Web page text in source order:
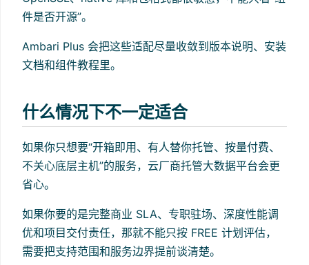
件是否开源”。
Ambari Plus 会把这些适配尽量收敛到版本说明、安装
文档和组件教程里。
什么情况下不一定适合
如果你只想要“开箱即用、有人替你托管、按量付费、
不关心底层主机”的服务，云厂商托管大数据平台会更
省心。
如果你要的是完整商业 SLA、专职驻场、深度性能调
优和项目交付责任，那就不能只按 FREE 计划评估，
需要把支持范围和服务边界提前谈清楚。